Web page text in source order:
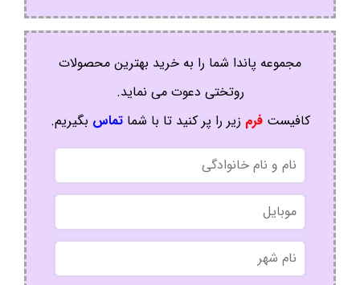
مجموعه پاندا شما را به خرید بهترین محصولات
روتختی دعوت می نماید.
کافیستفرم زیر را پر کنید تا با شماتماس بگیریم.
نام
و
نام
خانوادگی
موبایل
نام
شهر